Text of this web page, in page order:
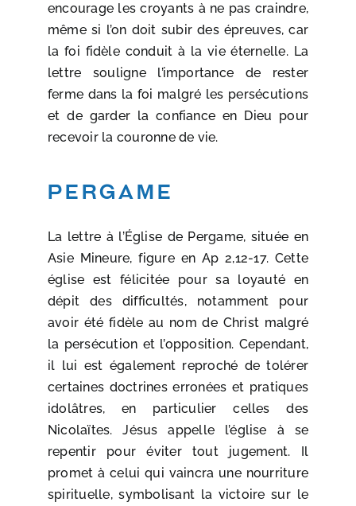
encourage les croyants à ne pas craindre,
même si l’on doit subir des épreuves, car
la foi fidèle conduit à la vie éternelle. La
lettre souligne l’importance de rester
ferme dans la foi malgré les persécutions
et de garder la confiance en Dieu pour
recevoir la couronne de vie.
Pergame
La lettre à l’Église de Pergame, située en
Asie Mineure, figure en Ap 2,12-17. Cette
église est félicitée pour sa loyauté en
dépit des difficultés, notamment pour
avoir été fidèle au nom de Christ malgré
la persécution et l’opposition. Cependant,
il lui est également reproché de tolérer
certaines doctrines erronées et pratiques
idolâtres, en particulier celles des
Nicolaïtes. Jésus appelle l’église à se
repentir pour éviter tout jugement. Il
promet à celui qui vaincra une nourriture
spirituelle, symbolisant la victoire sur le